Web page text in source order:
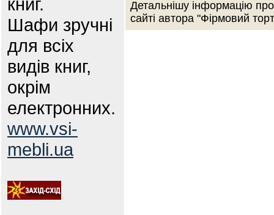
Шафи зручні
для всіх
видів книг,
окрім
електронних.
www.vsi-
mebli.ua
Детальнішу інформацію
сайті автора "Фірмовий